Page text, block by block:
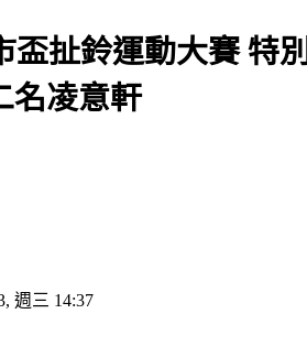
盃扯鈴運動大賽 特
名凌意軒
週三 14:37